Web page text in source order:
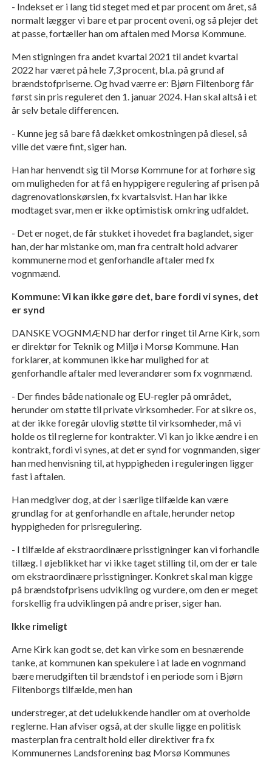
- Indekset er i lang tid steget med et par procent om året, så
normalt lægger vi bare et par procent oveni, og så plejer det
at passe, fortæller han om aftalen med Morsø Kommune.
Men stigningen fra andet kvartal 2021 til andet kvartal
2022 har været på hele 7,3 procent, bl.a. på grund af
brændstofpriserne. Og hvad værre er: Bjørn Filtenborg får
først sin pris reguleret den 1. januar 2024. Han skal altså i et
år selv betale differencen.
- Kunne jeg så bare få dækket omkostningen på diesel, så
ville det være fint, siger han.
Han har henvendt sig til Morsø Kommune for at forhøre sig
om muligheden for at få en hyppigere regulering af prisen på
dagrenovationskørslen, fx kvartalsvist. Han har ikke
modtaget svar, men er ikke optimistisk omkring udfaldet.
- Det er noget, de får stukket i hovedet fra baglandet, siger
han, der har mistanke om, man fra centralt hold advarer
kommunerne mod et genforhandle aftaler med fx
vognmænd.
Kommune: Vi kan ikke gøre det, bare fordi vi synes, det
er synd
DANSKE VOGNMÆND har derfor ringet til Arne Kirk, som
er direktør for Teknik og Miljø i Morsø Kommune. Han
forklarer, at kommunen ikke har mulighed for at
genforhandle aftaler med leverandører som fx vognmænd.
- Der findes både nationale og EU-regler på området,
herunder om støtte til private virksomheder. For at sikre os,
at der ikke foregår ulovlig støtte til virksomheder, må vi
holde os til reglerne for kontrakter. Vi kan jo ikke ændre i en
kontrakt, fordi vi synes, at det er synd for vognmanden, siger
han med henvisning til, at hyppigheden i reguleringen ligger
fast i aftalen.
Han medgiver dog, at der i særlige tilfælde kan være
grundlag for at genforhandle en aftale, herunder netop
hyppigheden for prisregulering.
- I tilfælde af ekstraordinære prisstigninger kan vi forhandle
tillæg. I øjeblikket har vi ikke taget stilling til, om der er tale
om ekstraordinære prisstigninger. Konkret skal man kigge
på brændstofprisens udvikling og vurdere, om den er meget
forskellig fra udviklingen på andre priser, siger han.
Ikke rimeligt
Arne Kirk kan godt se, det kan virke som en besnærende
tanke, at kommunen kan spekulere i at lade en vognmand
bære merudgiften til brændstof i en periode som i Bjørn
Filtenborgs tilfælde, men han
understreger, at det udelukkende handler om at overholde
reglerne. Han afviser også, at der skulle ligge en politisk
masterplan fra centralt hold eller direktiver fra fx
Kommunernes Landsforening bag Morsø Kommunes